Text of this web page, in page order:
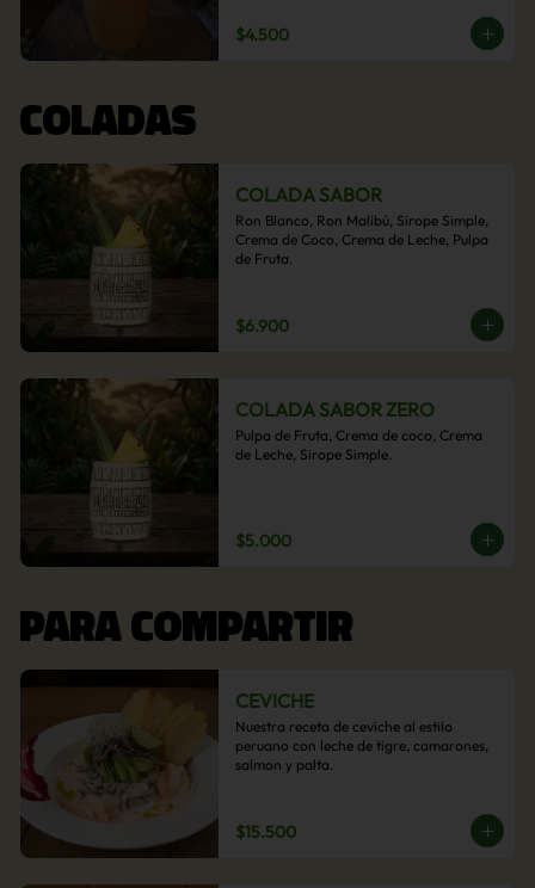
$4.500
COLADAS
COLADA SABOR
Ron Blanco, Ron Malibú, Sirope Simple,
Crema de Coco, Crema de Leche, Pulpa
de Fruta.
$6.900
COLADA SABOR ZERO
Pulpa de Fruta, Crema de coco, Crema
de Leche, Sirope Simple.
$5.000
PARA COMPARTIR
CEVICHE
Nuestra receta de ceviche al estilo
peruano con leche de tigre, camarones,
salmon y palta.
$15.500